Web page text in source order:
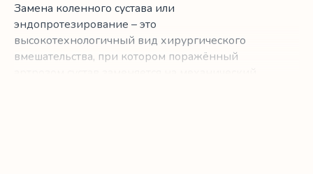
Замена коленного сустава или
эндопротезирование – это
высокотехнологичный вид хирургического
вмешательства, при котором поражённый